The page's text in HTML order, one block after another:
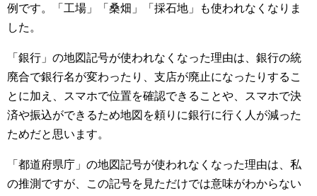
例です。「工場」「桑畑」「採石地」も使われなくなりま
した。
「銀行」の地図記号が使われなくなった理由は、銀行の統
廃合で銀行名が変わったり、支店が廃止になったりするこ
とに加え、スマホで位置を確認できることや、スマホで決
済や振込ができるため地図を頼りに銀行に行く人が減った
ためだと思います。
「都道府県庁」の地図記号が使われなくなった理由は、私
の推測ですが、この記号を見ただけでは意味がわからない